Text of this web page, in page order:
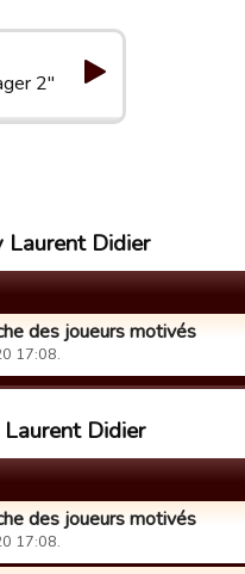
2"
Didier
des joueurs motivés
17:08.
Didier
des joueurs motivés
17:08.